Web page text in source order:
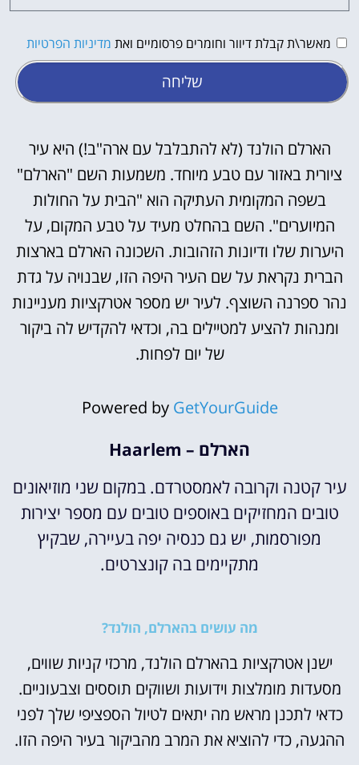
מאשר\ת קבלת דיוור וחומרים פרסומיים ואת מדיניות הפרטיות
שליחה
הארלם הולנד (לא להתבלבל עם ארה"ב!) היא עיר
ציורית באזור עם טבע מיוחד. משמעות השם "הארלם"
בשפה המקומית העתיקה הוא "הבית על החולות
המיוערים". השם בהחלט מעיד על טבע המקום, על
היערות שלו ודיונות הזהובות. השכונה הארלם בארצות
הברית נקראת על שם העיר היפה הזו, שבנויה על גדת
נהר ספרנה השוצף. לעיר יש מספר אטרקציות מעניינות
ומנהות להציע למטיילים בה, וכדאי להקדיש לה ביקור
של יום לפחות.
Powered by GetYourGuide
הארלם – Haarlem
עיר קטנה וקרובה לאמסטרדם. במקום שני מוזיאונים
טובים המחזיקים באוספים טובים עם מספר יצירות
מפורסמות, יש גם כנסיה יפה בעיירה, שבקיץ
מתקיימים בה קונצרטים.
מה עושים בהארלם, הולנד?
ישנן אטרקציות בהארלם הולנד, מרכזי קניות שווים,
מסעדות מומלצות וידועות ושווקים תוססים וצבעוניים.
כדאי לתכנן מראש מה יתאים לטיול הספציפי שלך לפני
ההגעה, כדי להוציא את המרב מהביקור בעיר היפה הזו.